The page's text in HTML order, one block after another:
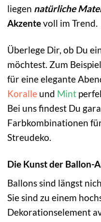
liegen natürliche
Akzentevoll im Trend.
Überlege Dir, ob Du
möchtest. Zum
für eine elegante
Koralle und Mint
Bei uns findest Du
Farbkombinationen
Streudeko.
Die Kunst der Ballon-
Ballons sind längst
Sie sind zu einem
Dekorationselement